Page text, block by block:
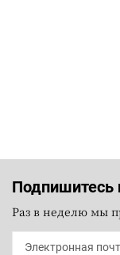
Подпишитесь
Раз в неделю мы